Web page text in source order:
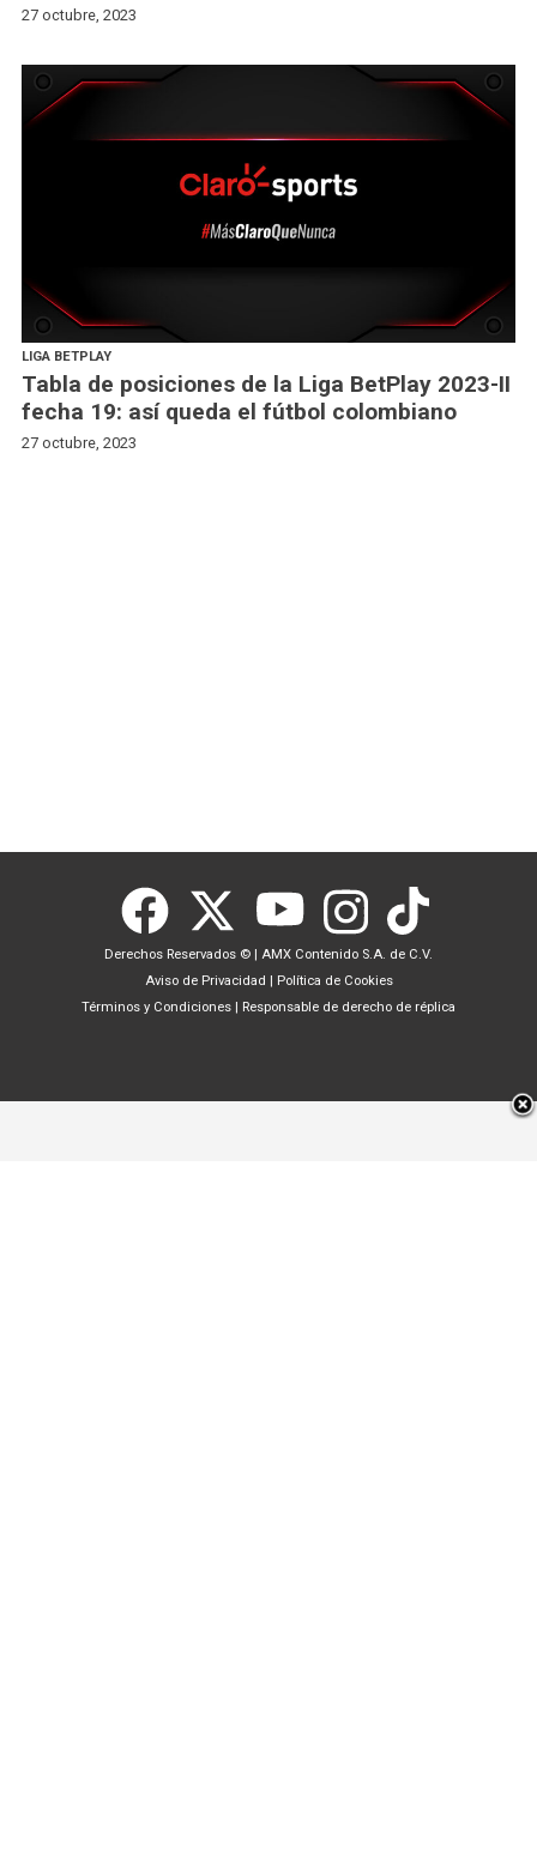
27 octubre, 2023
LIGA BETPLAY
Tabla de posiciones de la Liga BetPlay 2023-II
fecha 19: así queda el fútbol colombiano
27 octubre, 2023
Derechos Reservados © | AMX Contenido S.A. de C.V.
Aviso de Privacidad | Política de Cookies
Términos y Condiciones | Responsable de derecho de réplica